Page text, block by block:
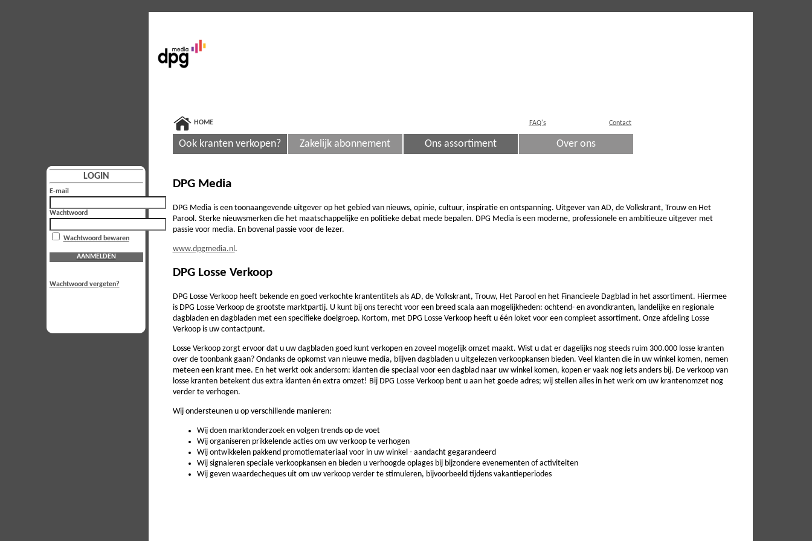
HOME FAQ's Contact
Ook kranten verkopen? Zakelijk abonnement Ons assortiment Over ons
LOGIN
E-mail
Wachtwoord
Wachtwoord bewaren
AANMELDEN
Wachtwoord vergeten?
DPG Media
DPG Media is een toonaangevende uitgever op het gebied van nieuws, opinie, cultuur, inspiratie en ontspanning. Uitgever van AD, de Volkskrant, Trouw en Het
Parool. Sterke nieuwsmerken die het maatschappelijke en politieke debat mede bepalen. DPG Media is een moderne, professionele en ambitieuze uitgever met
passie voor media. En bovenal passie voor de lezer.
www.dpgmedia.nl .
DPG Losse Verkoop
DPG Losse Verkoop heeft bekende en goed verkochte krantentitels als AD, de Volkskrant, Trouw, Het Parool en het Financieele Dagblad in het assortiment. Hiermee
is DPG Losse Verkoop de grootste marktpartij. U kunt bij ons terecht voor een breed scala aan mogelijkheden: ochtend- en avondkranten, landelijke en regionale
dagbladen en dagbladen met een specifieke doelgroep. Kortom, met DPG Losse Verkoop heeft u één loket voor een compleet assortiment. Onze afdeling Losse
Verkoop is uw contactpunt.
Losse Verkoop zorgt ervoor dat u uw dagbladen goed kunt verkopen en zoveel mogelijk omzet maakt. Wist u dat er dagelijks nog steeds ruim 300.000 losse kranten
over de toonbank gaan? Ondanks de opkomst van nieuwe media, blijven dagbladen u uitgelezen verkoopkansen bieden. Veel klanten die in uw winkel komen, nemen
meteen een krant mee. En het werkt ook andersom: klanten die speciaal voor een dagblad naar uw winkel komen, kopen er vaak nog iets anders bij. De verkoop van
losse kranten betekent dus extra klanten én extra omzet! Bij DPG Losse Verkoop bent u aan het goede adres; wij stellen alles in het werk om uw krantenomzet nog
verder te verhogen.
Wij ondersteunen u op verschillende manieren:
Wij doen marktonderzoek en volgen trends op de voet
Wij organiseren prikkelende acties om uw verkoop te verhogen
Wij ontwikkelen pakkend promotiemateriaal voor in uw winkel - aandacht gegarandeerd
Wij signaleren speciale verkoopkansen en bieden u verhoogde oplages bij bijzondere evenementen of activiteiten
Wij geven waardecheques uit om uw verkoop verder te stimuleren, bijvoorbeeld tijdens vakantieperiodes